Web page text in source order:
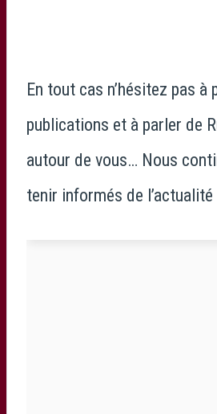
En tout cas n’hésitez pas à
publications et à parler de
autour de vous… Nous
tenir informés de l’actualité